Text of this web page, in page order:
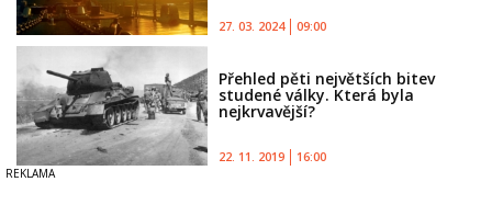
27. 03. 2024 09:00
Přehled pěti největších bitev
studené války. Která byla
nejkrvavější?
22. 11. 2019 16:00